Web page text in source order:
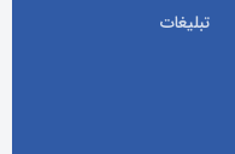
تبلیغات